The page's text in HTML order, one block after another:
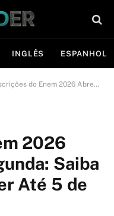
INGLÊS ESPANHOL
do Enem 2026 Abrem Nesta Segunda: Saiba Como Se Inscrever Até 5 de Junho
2026
Saiba
Até 5 de